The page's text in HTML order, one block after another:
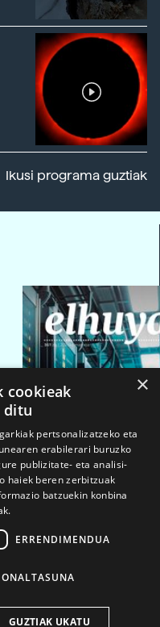
Ikusi programa guztiak
2026ko mar. 1a
×
cookieak
ditu
pertsonalizatzeko eta
erabilerari buruzko
publizitate- eta analisi-
haiek beren zerbitzuak
batzuekin konbina
ERRENDIMENDUA
GUZTIAK UKATU